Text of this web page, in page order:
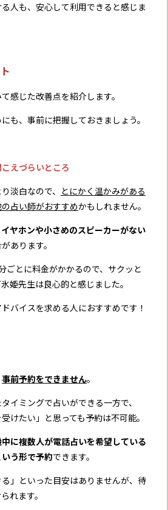
人も、安心して利用できると感じま
感じた改善点を紹介します。
も、事前に把握しておきましょう。
えづらいところ
淡白なので、 とにかく温かみがある
占い師がおすすめかもしれません。
イヤホンや小さめのスピーカーがない
あります。
ごとに料金がかかるので、サクッと
姫先生は良心的と感じました。
バイスを求める人におすすめです！
事前予約をできません。
イミングで占いができる一方で、
けたい」と思っても予約は不可能。
に複数人が電話占いを希望している
う形で予約できます。
」といった目安はありませんが、待
れます。